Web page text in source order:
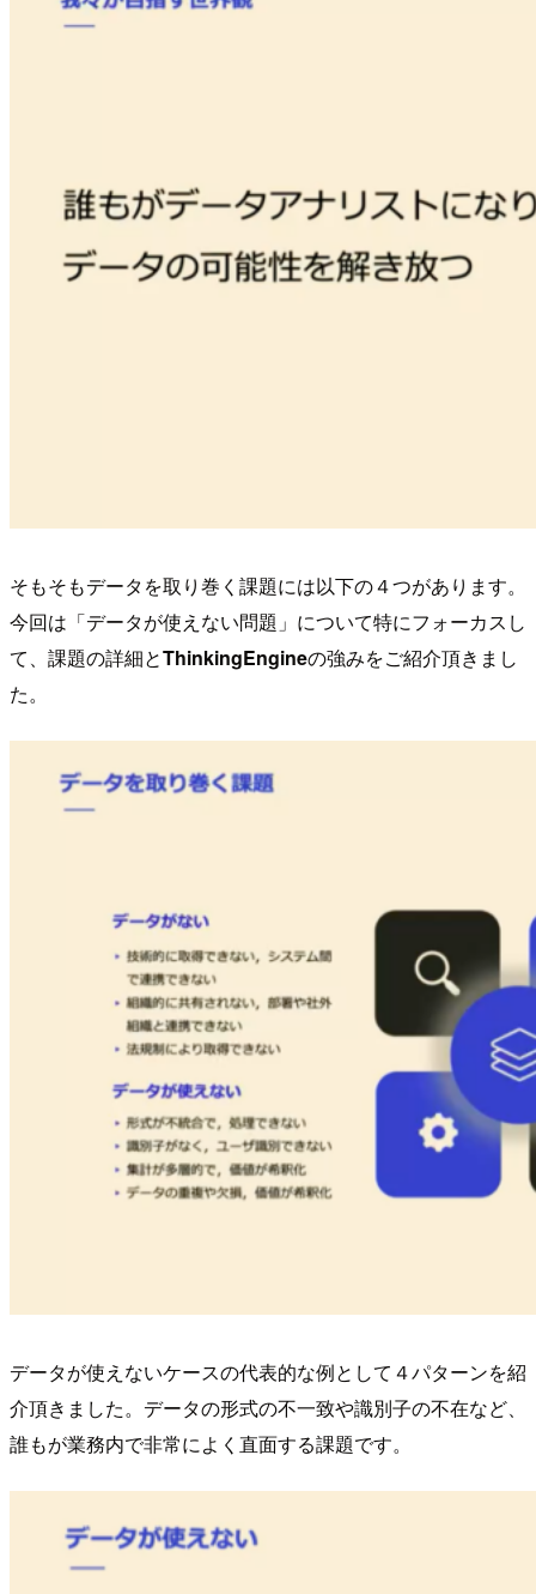
そもそもデータを取り巻く課題には以下の４つがあります。
今回は「データが使えない問題」について特にフォーカスし
て、課題の詳細とThinkingEngineの強みをご紹介頂きまし
た。
データが使えないケースの代表的な例として４パターンを紹
介頂きました。データの形式の不一致や識別子の不在など、
誰もが業務内で非常によく直面する課題です。